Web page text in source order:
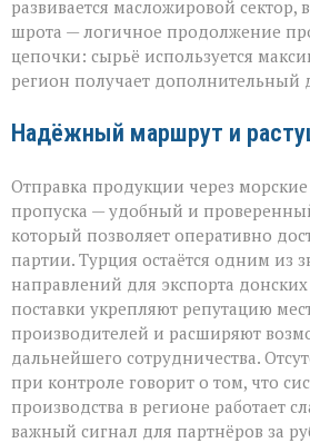
развивается масложировой сектор,
шрота — логичное продолжение
цепочки: сырьё используется
регион получает дополнительный
Надёжный маршрут и
Отправка продукции через
пропуска — удобный и
который позволяет оперативно
партии. Турция остаётся одним из
направлений для экспорта
поставки укрепляют репутацию
производителей и расширяют
дальнейшего сотрудничества.
при контроле говорит о том, что
производства в регионе работает
важный сигнал для партнёров за